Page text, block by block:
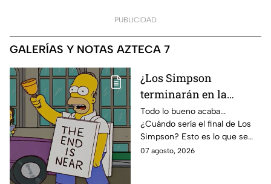
PUBLICIDAD
GALERÍAS Y NOTAS AZTECA 7
¿Los Simpson
terminarán en la
temporada 40? Actriz
de Bart Simpson da
IMPACTANTE
declaración
Todo lo bueno acaba...
¿Cuándo sería el final de Los
Simpson? Esto es lo que se
sabe:
07 agosto, 2026